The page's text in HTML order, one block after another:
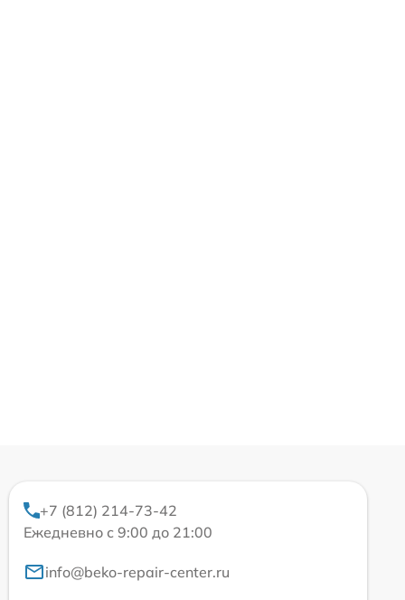
+7 (812) 214-73-42
Ежедневно с 9:00 до 21:00
info@beko-repair-center.ru